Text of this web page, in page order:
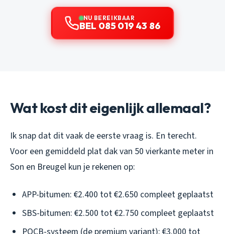
NU BEREIKBAAR
BEL 085 019 43 86
Wat kost dit eigenlijk allemaal?
Ik snap dat dit vaak de eerste vraag is. En terecht.
Voor een gemiddeld plat dak van 50 vierkante meter in
Son en Breugel kun je rekenen op:
APP-bitumen: €2.400 tot €2.650 compleet geplaatst
SBS-bitumen: €2.500 tot €2.750 compleet geplaatst